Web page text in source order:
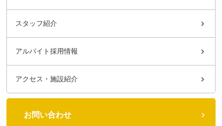
スタッフ紹介
アルバイト採用情報
アクセス・施設紹介
お問い合わせ